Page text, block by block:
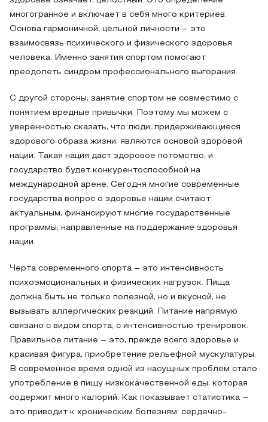
многогранное и включает в себя много критериев.
Основа гармоничной, цельной личности – это
взаимосвязь психического и физического здоровья
человека. Именно занятия спортом помогают
преодолеть синдром профессионального выгорания.
С другой стороны, занятие спортом не совместимо с
понятием вредные привычки. Поэтому мы можем с
уверенностью сказать, что люди, придерживающиеся
здорового образа жизни, являются основой здоровой
нации. Такая нация даст здоровое потомство, и
государство будет конкурентоспособной на
международной арене. Сегодня многие современные
государства вопрос о здоровье нации считают
актуальным, финансируют многие государственные
программы, направленные на поддержание здоровья
нации.
Черта современного спорта – это интенсивность
психоэмоциональных и физических нагрузок. Пища
должна быть не только полезной, но и вкусной, не
вызывать аллергических реакций. Питание напрямую
связано с видом спорта, с интенсивностью тренировок.
Правильное питание – это, прежде всего здоровье и
красивая фигура, приобретение рельефной мускулатуры.
В современное время одной из насущных проблем стало
употребление в пищу низкокачественной еды, которая
содержит много калорий. Как показывает статистика –
это приводит к хроническим болезням: сердечно-